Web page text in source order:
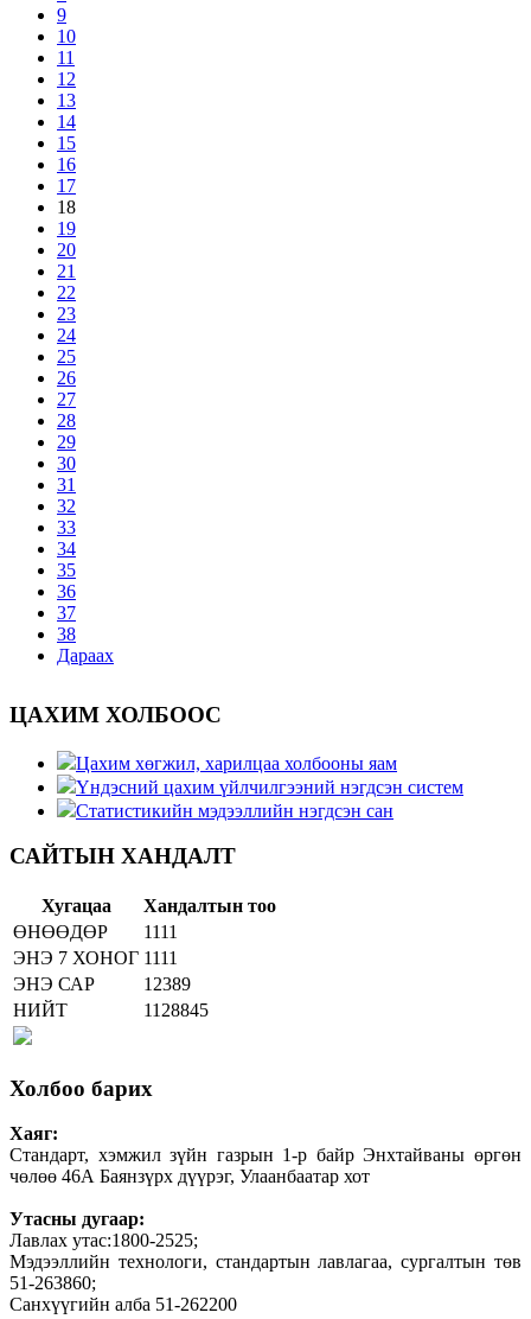
9
10
11
12
13
14
15
16
17
18
19
20
21
22
23
24
25
26
27
28
29
30
31
32
33
34
35
36
37
38
Дараах
ЦАХИМ ХОЛБООС
Цахим хөгжил, харилцаа холбооны яам
Үндэсний цахим үйлчилгээний нэгдсэн систем
Статистикийн мэдээллийн нэгдсэн сан
САЙТЫН ХАНДАЛТ
Хугацаа
Хандалтын тоо
ӨНӨӨДӨР
1111
ЭНЭ 7 ХОНОГ 1111
ЭНЭ САР
12389
НИЙТ
1128845
Холбоо барих
Хаяг:
Стандарт, хэмжил зүйн газрын 1-р байр Энхтайваны өргөн
чөлөө 46А Баянзүрх дүүрэг, Улаанбаатар хот
Утасны дугаар:
Лавлах утас:1800-2525;
Мэдээллийн технологи, стандартын лавлагаа, сургалтын төв
51-263860;
Санхүүгийн алба 51-262200